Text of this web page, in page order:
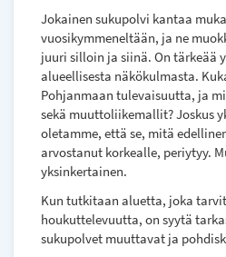
Jokainen sukupolvi kantaa
vuosikymmeneltään, ja ne
juuri silloin ja siinä. On tärkeää
alueellisesta näkökulmasta.
Pohjanmaan tulevaisuutta, ja
sekä muuttoliikemallit? Joskus
oletamme, että se, mitä
arvostanut korkealle, periytyy.
yksinkertainen.
Kun tutkitaan aluetta, joka
houkuttelevuutta, on syytä
sukupolvet muuttavat ja